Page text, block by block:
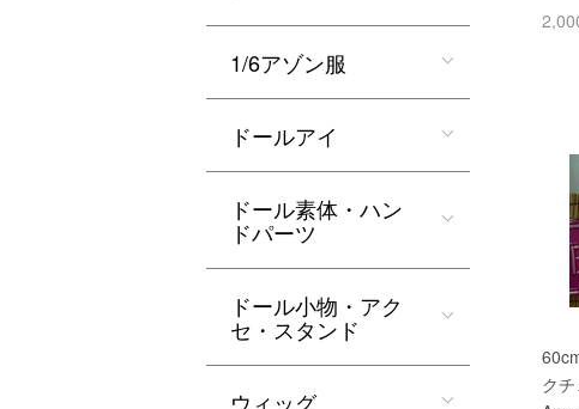
ク
1/6アゾン服
ドールアイ
ドール素体・ハン
ドパーツ
ドール小物・アク
セ・スタンド
ウィッグ